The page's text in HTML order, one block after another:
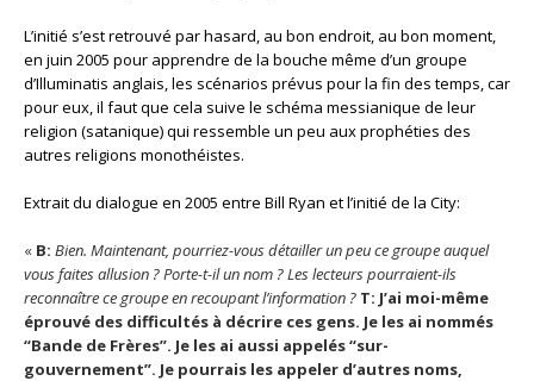
L’initié s’est retrouvé par hasard, au bon endroit, au bon moment,
en juin 2005 pour apprendre de la bouche même d’un groupe
d’Illuminatis anglais, les scénarios prévus pour la fin des temps, car
pour eux, il faut que cela suive le schéma messianique de leur
religion (satanique) qui ressemble un peu aux prophéties des
autres religions monothéistes.
Extrait du dialogue en 2005 entre Bill Ryan et l’initié de la City:
« B: Bien. Maintenant, pourriez-vous détailler un peu ce groupe auquel
vous faites allusion ? Porte-t-il un nom ? Les lecteurs pourraient-ils
reconnaître ce groupe en recoupant l’information ? T: J’ai moi-même
éprouvé des difficultés à décrire ces gens. Je les ai nommés
“Bande de Frères”. Je les ai aussi appelés “sur-
gouvernement”. Je pourrais les appeler d’autres noms,